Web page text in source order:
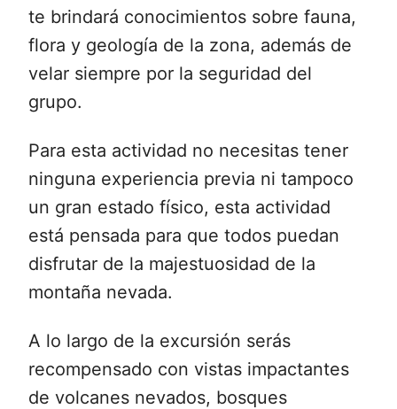
te brindará conocimientos sobre fauna,
flora y geología de la zona, además de
velar siempre por la seguridad del
grupo.
Para esta actividad no necesitas tener
ninguna experiencia previa ni tampoco
un gran estado físico, esta actividad
está pensada para que todos puedan
disfrutar de la majestuosidad de la
montaña nevada.
A lo largo de la excursión serás
recompensado con vistas impactantes
de volcanes nevados, bosques